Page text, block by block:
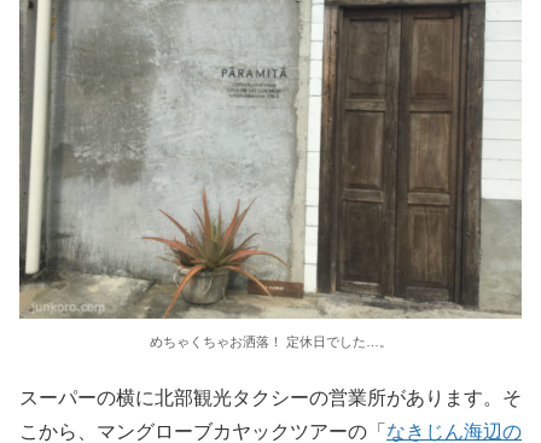
めちゃくちゃお洒落！ 定休日でした…。
スーパーの横に北部観光タクシーの営業所があります。そ
こから、マングローブカヤックツアーの「 なきじん海辺の